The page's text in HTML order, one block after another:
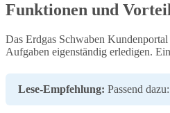
Funktionen und
Das Erdgas Schwaben
Aufgaben eigenständig erledigen.
Lese-Empfehlung: Passend dazu: